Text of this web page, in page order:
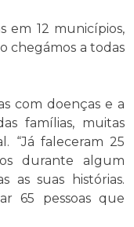
em 12 municípios,
chegámos a todas
com doenças e a
famílias, muitas
“Já faleceram 25
durante algum
as suas histórias.
65 pessoas que